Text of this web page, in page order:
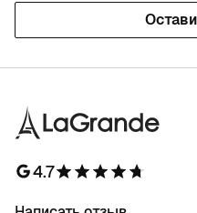
4.7